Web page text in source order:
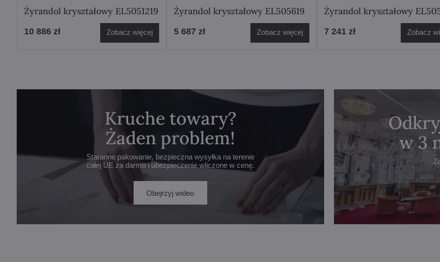
Żyrandol kryształowy EL5051219
10 886 zł Zobacz więcej
Żyrandol kryształowy EL505619
5 687 zł Zobacz więcej
Żyrandol kryształowy
7 241 zł Zobacz
Kruche towary?
Żaden problem!
Staranne pakowanie, bezpieczna wysyłka na terenie
całej UE za darmo i ubezpieczenie wliczone w cenę.
Obejrzyj wideo
w 3